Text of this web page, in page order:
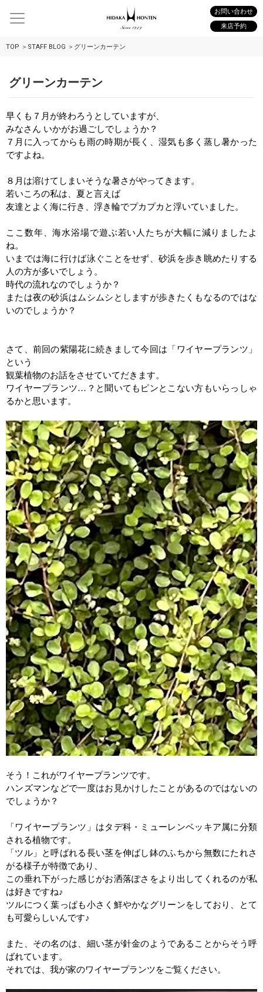
お問い合わせ
来店予約
TOP STAFF BLOG グリーンカーテン
グリーンカーテン
早くも７月が終わろうとしていますが、
みなさん いかがお過ごしでしょうか？
７月に入ってからも雨の時期が長く、湿気も多く蒸し暑かった
ですよね。
８月は溶けてしまいそうな暑さがやってきます。
若いころの私は、夏と言えば
友達とよく海に行き、浮き輪でプカプカと浮いていました。
ここ数年、海水浴場で遊ぶ若い人たちが大幅に減りましたよ
ね。
いまでは海に行けば泳ぐことをせず、砂浜を歩き眺めたりする
人の方が多いでしょう。
時代の流れなのでしょうか？
または夜の砂浜はムシムシとしますが歩きたくもなるのではな
いのでしょうか？
さて、前回の紫陽花に続きまして今回は「ワイヤープランツ」
という
観葉植物のお話をさせていてだきます。
ワイヤープランツ… ？と聞いてもピンとこない方もいらっしゃ
るかと思います。
そう！これがワイヤープランツです。
ハンズマンなどで一度はお見かけしたことがあるのではないの
でしょうか？
「ワイヤープランツ」はタデ科・ミューレンベッキア属に分類
される植物です。
「ツル」と呼ばれる長い茎を伸ばし鉢のふちから無数にたれさ
がる様子が特徴であり、
この垂れ下がった感じがお洒落ぽさをより出してくれるのが私
は好きですね♪
ツルにつく葉っぱも小さく鮮やかなグリーンをしており、とて
も可愛らしいんです♪
また、その名のは、細い茎が針金のようであることからそう呼
ばれています。
それでは、我が家のワイヤープランツをご覧ください。